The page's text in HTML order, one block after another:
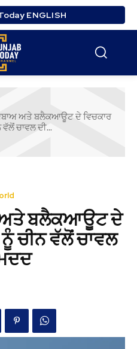
ENGLISH
ਅਤੇ ਬਲੈਕਆਊਟ ਦੇ ਵਿਚਕਾਰ
ਚਾਵਲ ਦੀ...
ਅਤੇ ਬਲੈਕਆਊਟ ਦੇ
ਚੀਨ ਵੱਲੋਂ ਚਾਵਲ